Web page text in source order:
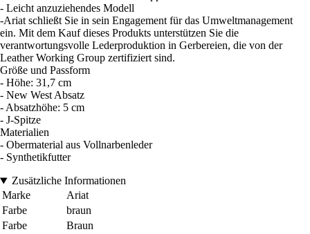
- Leicht anzuziehendes Modell
-Ariat schließt Sie in sein Engagement für das Umweltmanagement
ein. Mit dem Kauf dieses Produkts unterstützen Sie die
verantwortungsvolle Lederproduktion in Gerbereien, die von der
Leather Working Group zertifiziert sind.
Größe und Passform
- Höhe: 31,7 cm
- New West Absatz
- Absatzhöhe: 5 cm
- J-Spitze
Materialien
- Obermaterial aus Vollnarbenleder
- Synthetikfutter
Zusätzliche Informationen
Marke
Ariat
Farbe
braun
Farbe
Braun